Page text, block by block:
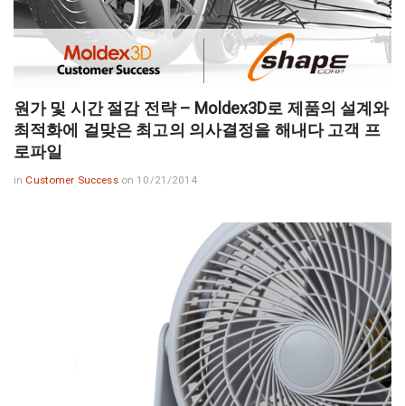
원가 및 시간 절감 전략 – Moldex3D로 제품의 설계와
최적화에 걸맞은 최고의 의사결정을 해내다 고객 프
로파일
in Customer Success on 10/21/2014